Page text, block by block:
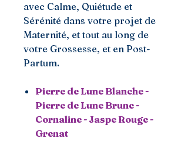
avec Calme, Quiétude et
Sérénité dans votre projet de
Maternité, et tout au long de
votre Grossesse, et en Post-
Partum.
Pierre de Lune Blanche -
Pierre de Lune Brune -
Cornaline - Jaspe Rouge -
Grenat